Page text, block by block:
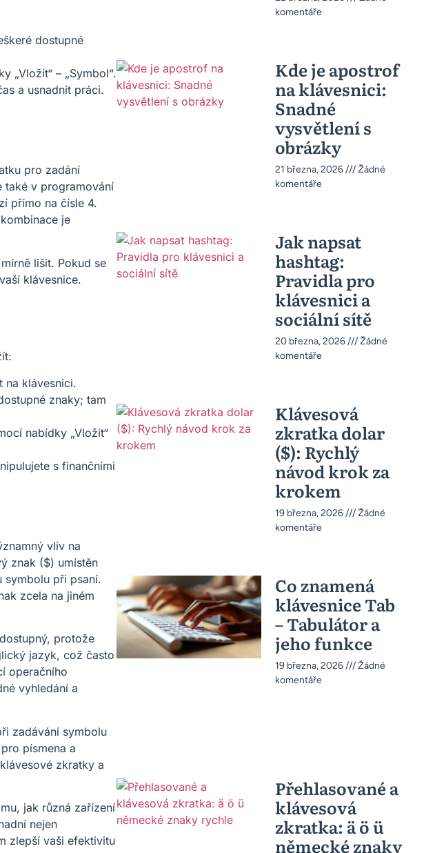
dostupné
„Vložit“ – „Symbol“.
a usnadnit práci.
pro zadání
také v programování
přímo na čísle 4.
je
lišit. Pokud se
klávesnice.
na klávesnici.
znaky; tam
nabídky „Vložit“
s finančními
vliv na
znak ($) umístěn
symbolu při psaní.
zcela na jiném
protože
jazyk, což často
operačního
vyhledání a
zadávání symbolu
písmena a
zkratky a
jak různá zařízení
nejen
zlepší vaši efektivitu
komentáře
Kde je apostrof
na klávesnici:
Snadné
vysvětlení s
obrázky
21 března, 2026
Žádné
komentáře
Jak napsat
hashtag:
Pravidla pro
klávesnici a
sociální sítě
20 března, 2026
Žádné
komentáře
Klávesová
zkratka dolar
($): Rychlý
návod krok za
krokem
19 března, 2026
Žádné
komentáře
Co znamená
klávesnice Tab
– Tabulátor a
jeho funkce
19 března, 2026
Žádné
komentáře
Přehlasované a
klávesová
zkratka: ä ö ü
německé znaky